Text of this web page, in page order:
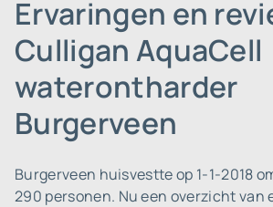
Ervaringen en
Culligan AquaCell
waterontharder
Burgerveen
Burgerveen huisvestte op 1-1-2018
290 personen. Nu een overzicht van